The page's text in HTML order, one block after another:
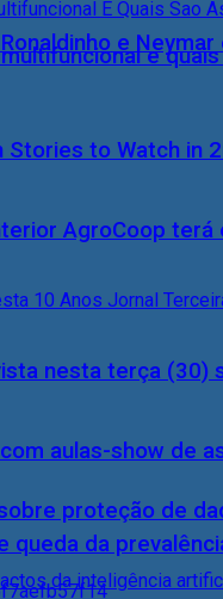
e
AgroCoop
nesta terça (30)
proteção de
e
Stories to Watch in
aulas-show de
queda da